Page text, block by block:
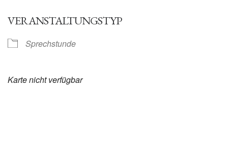
VERANSTALTUNGSTYP
Sprechstunde
Karte nicht verfügbar